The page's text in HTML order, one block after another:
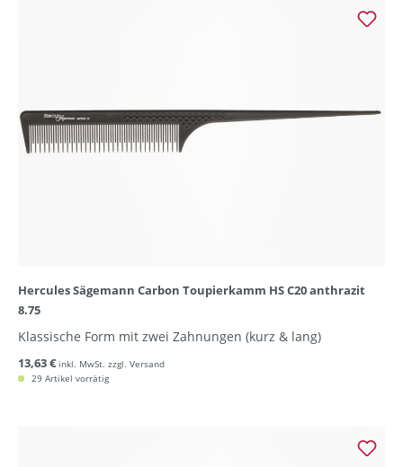
Hercules Sägemann Carbon Toupierkamm HS C20 anthrazit
8.75
Klassische Form mit zwei Zahnungen (kurz & lang)
13,63 € inkl. MwSt. zzgl. Versand
29 Artikel vorrätig